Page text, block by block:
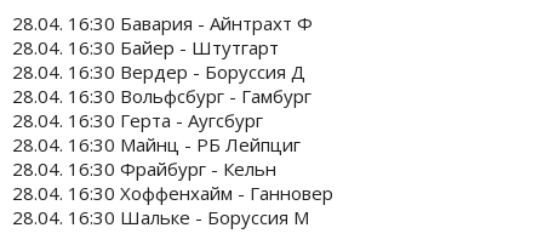
28.04. 16:30 Бавария - Айнтрахт Ф
28.04. 16:30 Байер - Штутгарт
28.04. 16:30 Вердер - Боруссия Д
28.04. 16:30 Вольфсбург - Гамбург
28.04. 16:30 Герта - Аугсбург
28.04. 16:30 Майнц - РБ Лейпциг
28.04. 16:30 Фрайбург - Кельн
28.04. 16:30 Хоффенхайм - Ганновер
28.04. 16:30 Шальке - Боруссия М